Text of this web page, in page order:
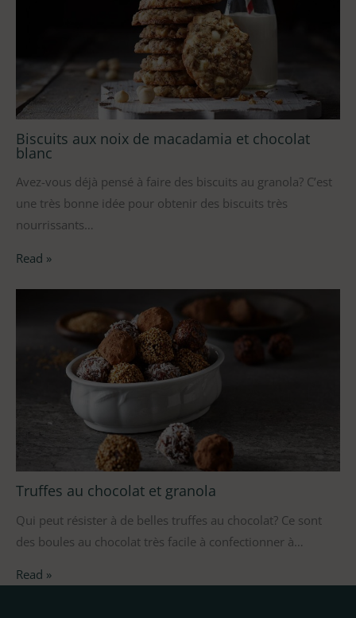
Biscuits aux noix de macadamia et chocolat
blanc
Avez-vous déjà pensé à faire des biscuits au granola? C’est
une très bonne idée pour obtenir des biscuits très
nourrissants…
Read »
Truffes au chocolat et granola
Qui peut résister à de belles truffes au chocolat? Ce sont
des boules au chocolat très facile à confectionner à…
Read »